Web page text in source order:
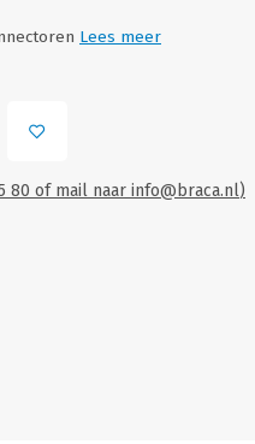
Lees meer
80 of mail naar info@braca.nl)